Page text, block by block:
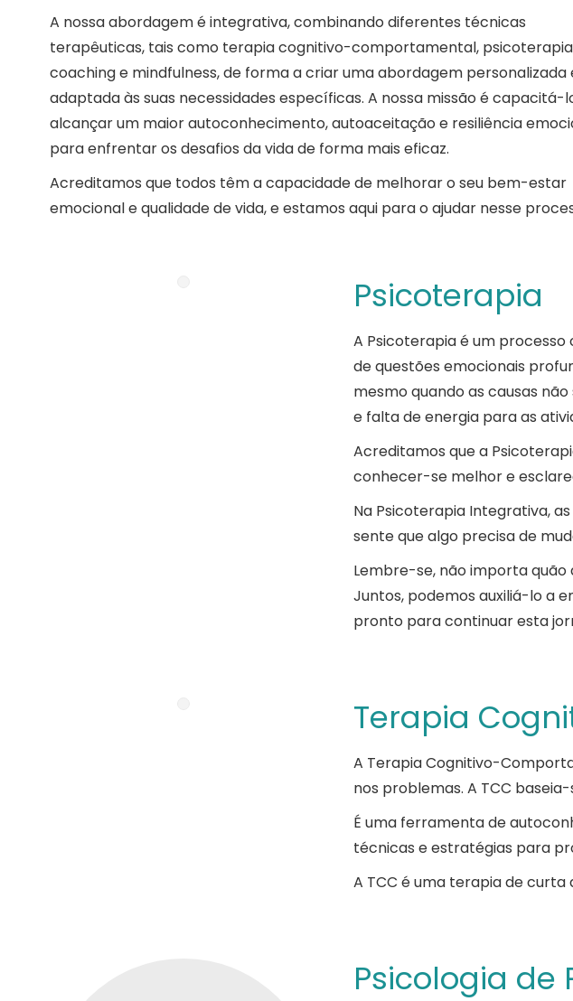
A nossa abordagem é integrativa, combinando diferentes técnicas
terapêuticas, tais como terapia cognitivo-comportamental,
coaching e mindfulness, de forma a criar uma abordagem personalizada
adaptada às suas necessidades específicas. A nossa missão é capacitá-
alcançar um maior autoconhecimento, autoaceitação e resiliência
para enfrentar os desafios da vida de forma mais eficaz.
Acreditamos que todos têm a capacidade de melhorar o seu bem-estar
emocional e qualidade de vida, e estamos aqui para o ajudar nesse
Psicoterapia
A Psicoterapia é um processo
de questões emocionais
mesmo quando as causas
e falta de energia para as
Acreditamos que a
conhecer-se melhor e
Na Psicoterapia Integrativa,
sente que algo precisa de
Lembre-se, não importa quão
Juntos, podemos auxiliá-lo a
pronto para continuar esta
Terapia
A Terapia Cognitivo-
nos problemas. A TCC
É uma ferramenta de
técnicas e estratégias para
A TCC é uma terapia de
Psicologia de